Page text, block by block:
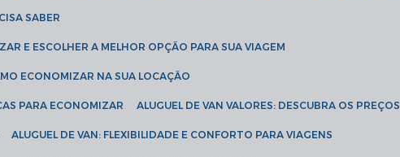
SABER
E ESCOLHER A MELHOR OPÇÃO PARA SUA VIAGEM
ECONOMIZAR NA SUA LOCAÇÃO
PARA ECONOMIZAR ALUGUEL DE VAN VALORES: DESCUBRA OS PREÇOS
ALUGUEL DE VAN: FLEXIBILIDADE E CONFORTO PARA VIAGENS